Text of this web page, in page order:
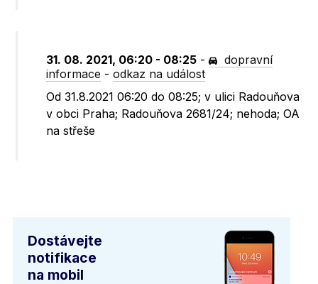
31. 08. 2021, 06:20 - 08:25 -
dopravní
informace -odkaz na událost
Od 31.8.2021 06:20 do 08:25; v ulici Radouňova
v obci Praha; Radouňova 2681/24; nehoda; OA
na střeše
Dostávejte
notifikace
na mobil